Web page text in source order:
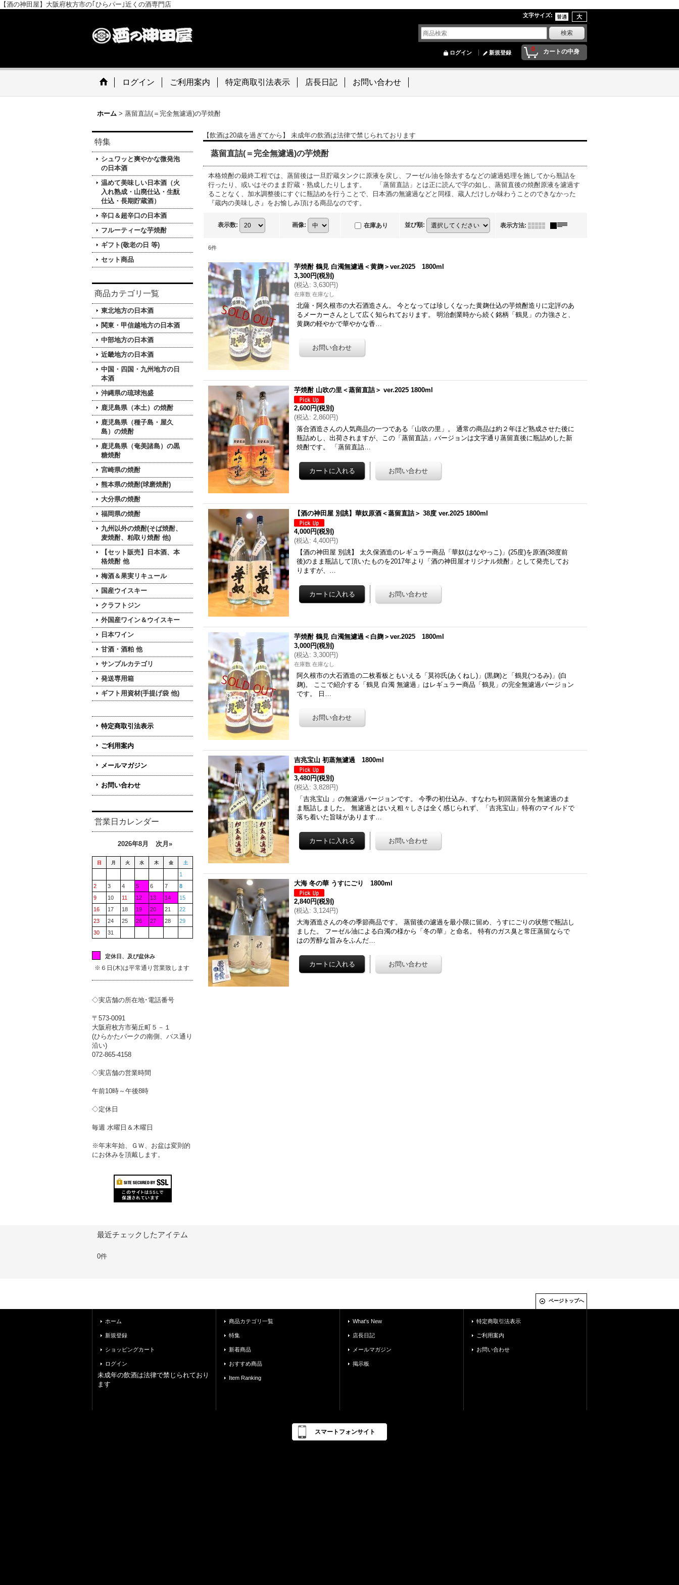
【酒の神田屋】大阪府枚方市の｢ひらパー｣近くの酒専門店
文字サイズ:
0 カートの中身
ログイン 新規登録
ログイン ご利用案内 特定商取引法表示 店長日記 お問い合わせ
ホーム > 蒸留直詰(＝完全無濾過)の芋焼酎
特集
シュワッと爽やかな微発泡
の日本酒
温めて美味しい日本酒（火
入れ熟成・山廃仕込・生酛
仕込・長期貯蔵酒）
辛口＆超辛口の日本酒
フルーティーな芋焼酎
ギフト(敬老の日 等)
セット商品
商品カテゴリ一覧
東北地方の日本酒
関東・甲信越地方の日本酒
中部地方の日本酒
近畿地方の日本酒
中国・四国・九州地方の日
本酒
沖縄県の琉球泡盛
鹿児島県（本土）の焼酎
鹿児島県（種子島・屋久
島）の焼酎
鹿児島県（奄美諸島）の黒
糖焼酎
宮崎県の焼酎
熊本県の焼酎(球磨焼酎)
大分県の焼酎
福岡県の焼酎
九州以外の焼酎(そば焼酎、
麦焼酎、粕取り焼酎 他)
【セット販売】日本酒、本
格焼酎 他
梅酒＆果実リキュール
国産ウイスキー
クラフトジン
外国産ワイン＆ウイスキー
日本ワイン
甘酒・酒粕 他
サンプルカテゴリ
発送専用箱
ギフト用資材(手提げ袋 他)
特定商取引法表示
ご利用案内
メールマガジン
お問い合わせ
営業日カレンダー
2026年8月 次月»
日 月 火 水 木 金 土
1
2
3 4 5 6 7
8
9
10 11 12 13 14
15
16
17 18 19 20 21
22
23
24 25 26 27 28
29
30
31
定休日、及び盆休み
※６日(木)は平常通り営業致します
◇実店舗の所在地･電話番号
〒573-0091
大阪府枚方市菊丘町５－１
(ひらかたパークの南側、バス通り
沿い)
072-865-4158
◇実店舗の営業時間
午前10時～午後8時
◇定休日
毎週 水曜日＆木曜日
※年末年始、ＧＷ、お盆は変則的
にお休みを頂戴します。
【飲酒は20歳を過ぎてから】 未成年の飲酒は法律で禁じられております
蒸留直詰(＝完全無濾過)の芋焼酎
本格焼酎の最終工程では、蒸留後は一旦貯蔵タンクに原液を戻し、フーゼル油を除去するなどの濾過処理を施してから瓶詰を
行ったり、或いはそのまま貯蔵・熟成したりします。 「蒸留直詰」とは正に読んで字の如し、蒸留直後の焼酎原液を濾過す
ることなく、加水調整後にすぐに瓶詰めを行うことで、日本酒の無濾過などと同様、蔵人だけしか味わうことのできなかった
『蔵内の美味しさ』をお愉しみ頂ける商品なのです。
表示数: 画像: 在庫あり 並び順: 表示方法:
6件
芋焼酎 鶴見 白濁無濾過＜黄麹＞ver.2025 1800ml
3,300円(税別)
(税込: 3,630円)
在庫数 在庫なし
北薩・阿久根市の大石酒造さん。 今となっては珍しくなった黄麹仕込の芋焼酎造りに定評のあ
るメーカーさんとして広く知られております。 明治創業時から続く銘柄「鶴見」の力強さと、
黄麹の軽やかで華やかな香…
芋焼酎 山吹の里＜蒸留直詰＞ ver.2025 1800ml
2,600円(税別)
(税込: 2,860円)
落合酒造さんの人気商品の一つである「山吹の里」。 通常の商品は約２年ほど熟成させた後に
瓶詰めし、出荷されますが、この「蒸留直詰」バージョンは文字通り蒸留直後に瓶詰めした新
焼酎です。 「蒸留直詰…
【酒の神田屋 別誂】華奴原酒＜蒸留直詰＞ 38度 ver.2025 1800ml
4,000円(税別)
(税込: 4,400円)
【酒の神田屋 別誂】 太久保酒造のレギュラー商品「華奴(はなやっこ)」(25度)を原酒(38度前
後)のまま瓶詰して頂いたものを2017年より「酒の神田屋オリジナル焼酎」として発売してお
りますが、…
芋焼酎 鶴見 白濁無濾過＜白麹＞ver.2025 1800ml
3,000円(税別)
(税込: 3,300円)
在庫数 在庫なし
阿久根市の大石酒造の二枚看板ともいえる「莫祢氏(あくねし)」(黒麹)と「鶴見(つるみ)」(白
麹)。 ここで紹介する「鶴見 白濁 無濾過」はレギュラー商品「鶴見」の完全無濾過バージョン
です。 日…
吉兆宝山 初蒸無濾過 1800ml
3,480円(税別)
(税込: 3,828円)
「吉兆宝山 」の無濾過バージョンです。 今季の初仕込み、すなわち初回蒸留分を無濾過のま
ま瓶詰しました。 無濾過とはいえ粗々しさは全く感じられず、「吉兆宝山」特有のマイルドで
落ち着いた旨味があります…
大海 冬の華 うすにごり 1800ml
2,840円(税別)
(税込: 3,124円)
大海酒造さんの冬の季節商品です。 蒸留後の濾過を最小限に留め、うすにごりの状態で瓶詰し
ました。 フーゼル油による白濁の様から「冬の華」と命名。 特有のガス臭と常圧蒸留ならで
はの芳醇な旨みをふんだ…
最近チェックしたアイテム
0件
ページトップへ
ホーム
新規登録
ショッピングカート
ログイン
未成年の飲酒は法律で禁じられており
ます
商品カテゴリ一覧
特集
新着商品
おすすめ商品
Item Ranking
What's New
店長日記
メールマガジン
掲示板
特定商取引法表示
ご利用案内
お問い合わせ
スマートフォンサイト